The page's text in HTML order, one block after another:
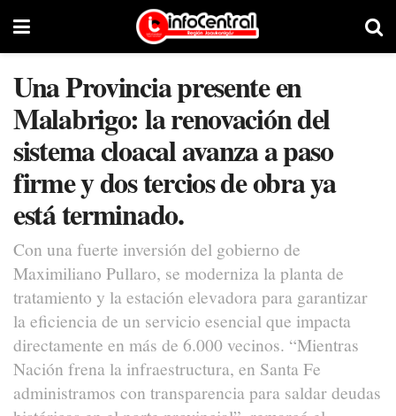
Una Provincia presente en
Malabrigo: la renovación del
sistema cloacal avanza a paso
firme y dos tercios de obra ya
está terminado.
Con una fuerte inversión del gobierno de
Maximiliano Pullaro, se moderniza la planta de
tratamiento y la estación elevadora para garantizar
la eficiencia de un servicio esencial que impacta
directamente en más de 6.000 vecinos. “Mientras
Nación frena la infraestructura, en Santa Fe
administramos con transparencia para saldar deudas